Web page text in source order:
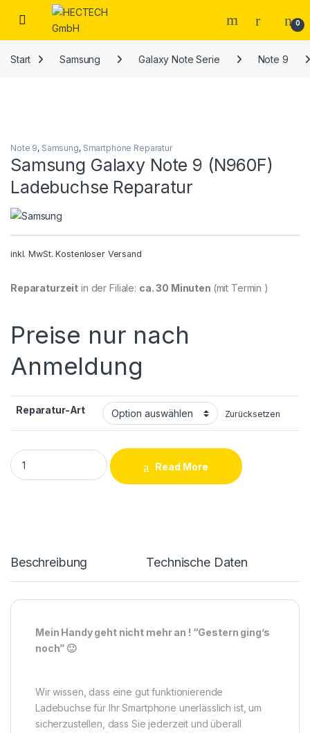
Open 0
Start Samsung Galaxy Note Serie Note 9
Note 9, Samsung, Smartphone Reparatur
Samsung Galaxy Note 9 (N960F)
Ladebuchse Reparatur
inkl. MwSt. Kostenloser Versand
Reparaturzeit in der Filiale: ca. 30 Minuten (mit Termin )
Preise nur nach
Anmeldung
Reparatur-Art Zurücksetzen
Samsung Galaxy Note 9 (N960F) Ladebuchse Reparatur
Read More
Beschreibung Technische Daten
Mein Handy geht nicht mehr an ! “Gestern ging’s
noch” 🙂
Wir wissen, dass eine gut funktionierende
Ladebuchse für Ihr Smartphone unerlässlich ist, um
sicherzustellen, dass Sie jederzeit und überall